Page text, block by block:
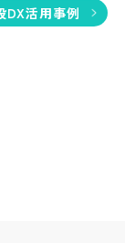
DX活用事例